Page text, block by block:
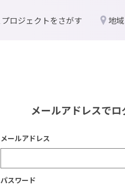
メールアドレスでロ
メールアドレス
パスワード
プロジェクトをさがす 地